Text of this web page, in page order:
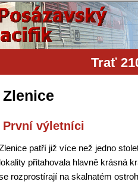
Trať
Zlenice
První výletníci
patří již více než jedno
lokality přitahovala hlavně krásná
rozprostírají na skalnatém